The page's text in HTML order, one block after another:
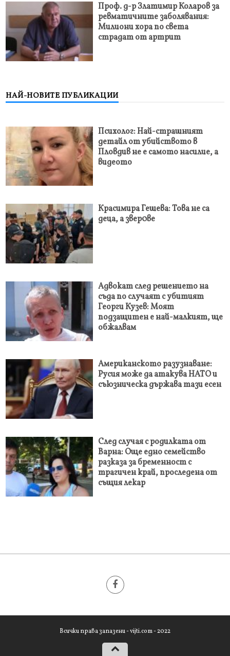
Проф. д-р Златимир Коларов за
ревматичните заболявания:
Милиони хора по света
страдат от артрит
НАЙ-НОВИТЕ ПУБЛИКАЦИИ
Психолог: Най-страшният
детайл от убийството в
Пловдив не е самото насилие, а
видеото
Красимира Гешева: Това не са
деца, а звер0ве
Адвокат след решението на
съда по случаят с убитият
Георги Кузев: Моят
подзащитен е най-малкият, ще
обжалвам
Американското разузнаване:
Русия може да атакува НАТО и
съюзническа държава тази есен
След случая с родилката от
Варна: Още едно семейство
разказа за бременност с
трагичен край, проследена от
същия лекар
Всички права запазени - vijti.com - 2022